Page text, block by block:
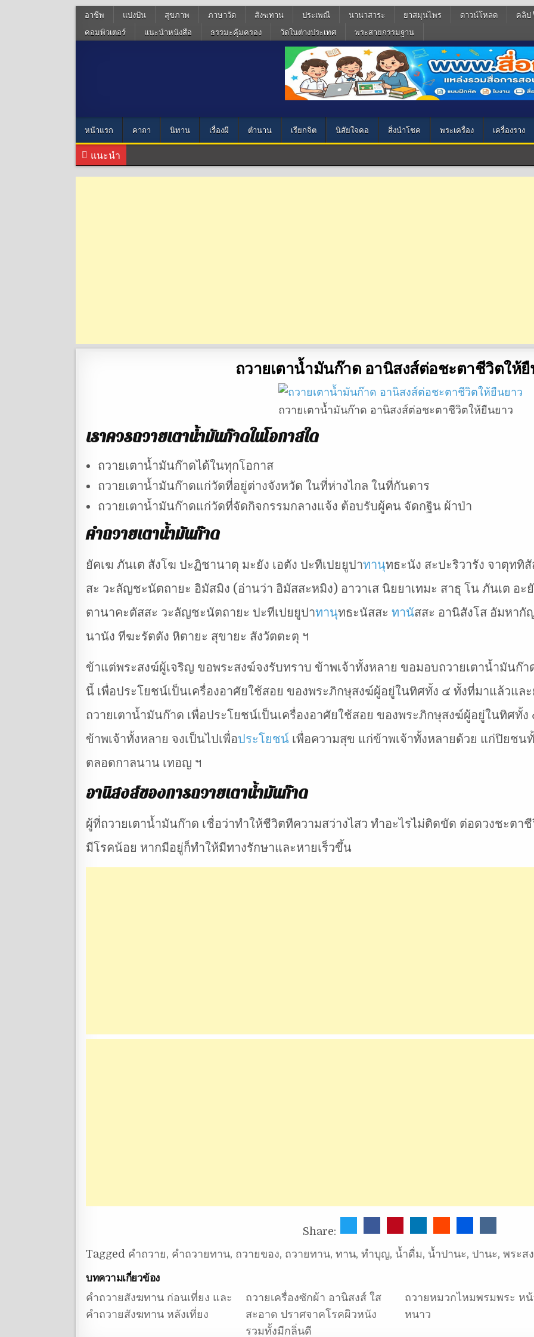
อาชีพ แบ่งปัน สุขภาพ ภาษาวัด สังฆทาน ประเพณี นานาสาระ ยาสมุนไพร ดาวน์โหลด คลิป
คอมพิวเตอร์
แนะนำหนังสือ ธรรมะคุ้มครอง วัดในต่างประเทศ พระสายกรรมฐาน
หน้าแรก คาถา นิทาน เรื่องผี ตำนาน เรียกจิต นิสัยใจคอ สิ่งนำโชค พระเครื่อง เครื่องราง
แนะนำ
ถวายเตาน้ำมันก๊าด อานิสงส์ต่อชะตาชีวิตให้ยื
ถวายเตาน้ำมันก๊าด อานิสงส์ต่อชะตาชีวิตให้ยืนยาว
เราควรถวายเตาน้ำมันก๊าดในโอกาสใด
ถวายเตาน้ำมันก๊าดได้ในทุกโอกาส
ถวายเตาน้ำมันก๊าดแก่วัดที่อยู่ต่างจังหวัด ในที่ห่างไกล ในที่กันดาร
ถวายเตาน้ำมันก๊าดแก่วัดที่จัดกิจกรรมกลางแจ้ง ต้อบรับผู้คน จัดกฐิน ผ้าป่า
คำถวายเตาน้ำมันก๊าด
ยัคเฆ ภันเต สังโฆ ปะฏิชานาตุ มะยัง เอตัง ปะทีเปยยูปาทานทธะนัง สะปะริวารัง จาตุททิ
สะ วะลัญชะนัตถายะ อิมัสมิง (อ่านว่า อิมัสสะหมิง) อาวาเส นิยยาเทมะ สาธุ โน ภันเต อ
ตานาคะตัสสะ วะลัญชะนัตถายะ ปะทีเปยยูปาทานุทธะนัสสะ ทานสสะ อานิสังโส อัมหากั
นานัง ทีฆะรัตตัง หิตายะ สุขายะ สังวัตตะตุ ฯ
ข้าแต่พระสงฆ์ผู้เจริญ ขอพระสงฆ์จงรับทราบ ข้าพเจ้าทั้งหลาย ขอมอบถวายเตาน้ำมันก๊
นี้ เพื่อประโยชน์เป็นเครื่องอาศัยใช้สอย ของพระภิกษุสงฆ์ผู้อยู่ในทิศทั้ง ๔ ทั้งที่มาแล้วแล
ถวายเตาน้ำมันก๊าด เพื่อประโยชน์เป็นเครื่องอาศัยใช้สอย ของพระภิกษุสงฆ์ผู้อยู่ในทิศทั้
ข้าพเจ้าทั้งหลาย จงเป็นไปเพื่อประโยชน์ เพื่อความสุข แก่ข้าพเจ้าทั้งหลายด้วย แก่ปิยชน
ตลอดกาลนาน เทอญ ฯ
อานิสงส์ของการถวายเตาน้ำมันก๊าด
ผู้ที่ถวายเตาน้ำมันก๊าด เชื่อว่าทำให้ชีวิตทีความสว่างไสว ทำอะไรไม่ติดขัด ต่อดวงชะตา
มีโรคน้อย หากมีอยู่ก็ทำให้มีทางรักษาและหายเร็วขึ้น
Share:
Tagged คำถวาย, คำถวายทาน, ถวายของ, ถวายทาน, ทาน, ทำบุญ, น้ำดื่ม, น้ำปานะ, ปานะ, พระส
บทความเกี่ยวข้อง
คำถวายสังฆทาน ก่อนเที่ยง และ
คำถวายสังฆทาน หลังเที่ยง
ถวายเครื่องซักผ้า อานิสงส์ ใส
สะอาด ปราศจาคโรคผิวหนัง
รวมทั้งมีกลิ่นดี
ถวายหมวกไหมพรมพระ หน้
หนาว